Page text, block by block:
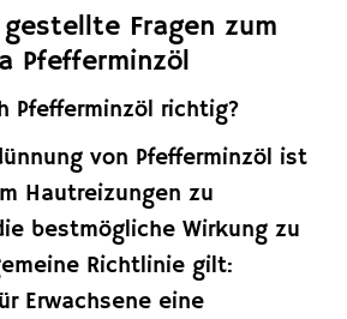
Fragen zum
Pfefferminzöl
Pfefferminzöl richtig?
von Pfefferminzöl ist
Hautreizungen zu
bestmögliche Wirkung zu
Richtlinie gilt:
Erwachsene eine